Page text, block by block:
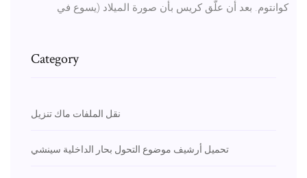
كوانتوم. بعد أن علٌّق كريس بأن صورة الميلاد (يسوع في
Category
نقل الملفات ماك تنزيل
تحميل أرشيف موضوع التحول بحار الداخلية سينشي